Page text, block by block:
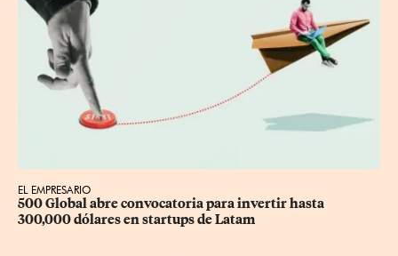
EL EMPRESARIO
500 Global abre convocatoria para invertir hasta
300,000 dólares en startups de Latam